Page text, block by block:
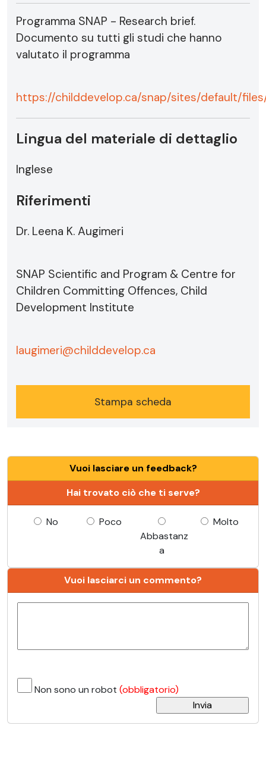
Programma SNAP - Research brief.
Documento su tutti gli studi che hanno
valutato il programma
https://childdevelop.ca/snap/sites/default/
Lingua del materiale di dettaglio
Inglese
Riferimenti
Dr. Leena K. Augimeri
SNAP Scientific and Program & Centre for
Children Committing Offences, Child
Development Institute
laugimeri@childdevelop.ca
Stampa scheda
Vuoi lasciare un feedback?
Hai trovato ciò che ti serve?
No
Poco
Abbastanz
a
Molto
Vuoi lasciarci un commento?
Non sono un robot (obbligatorio)